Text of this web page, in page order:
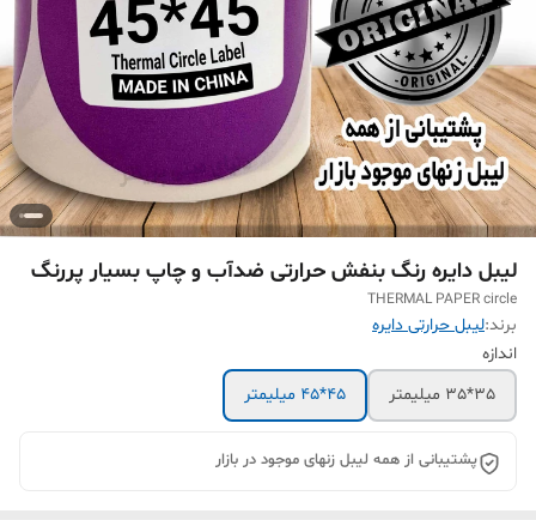
لیبل دایره رنگ بنفش حرارتی ضدآب و چاپ بسیار پررنگ
THERMAL PAPER circle
برند:لیبل حرارتی دایره
اندازه
35*35 میلیمتر
45*45 میلیمتر
پشتیبانی از همه لیبل زنهای موجود در بازار